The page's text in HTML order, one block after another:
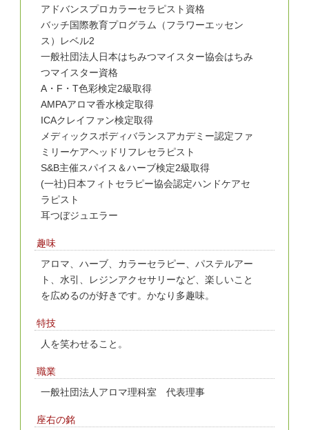
アドバンスプロカラーセラピスト資格
バッチ国際教育プログラム（フラワーエッセン
ス）レベル2
一般社団法人日本はちみつマイスター協会はちみ
つマイスター資格
A・F・T色彩検定2級取得
AMPAアロマ香水検定取得
ICAクレイファン検定取得
メディックスボディバランスアカデミー認定ファ
ミリーケアヘッドリフレセラピスト
S&B主催スパイス＆ハーブ検定2級取得
(一社)日本フィトセラピー協会認定ハンドケアセ
ラピスト
耳つぼジュエラー
趣味
アロマ、ハーブ、カラーセラピー、パステルアー
ト、水引、レジンアクセサリーなど、楽しいこと
を広めるのが好きです。かなり多趣味。
特技
人を笑わせること。
職業
一般社団法人アロマ理科室 代表理事
座右の銘